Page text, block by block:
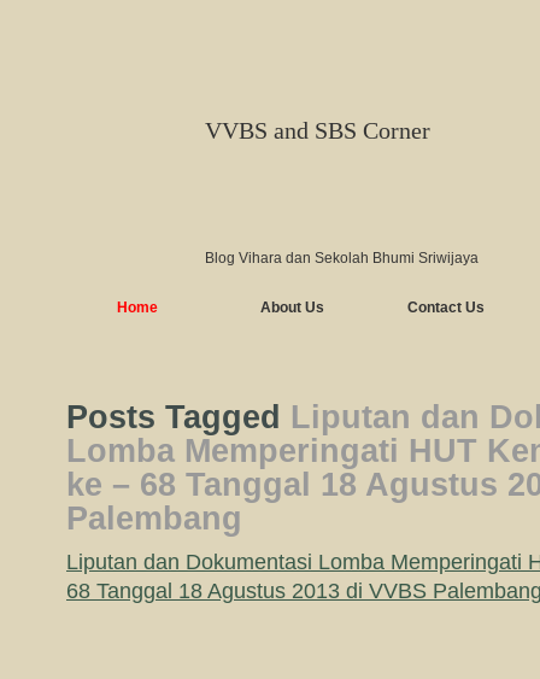
VVBS and SBS Corner
Blog Vihara dan Sekolah Bhumi Sriwijaya
Home About Us Contact Us
Posts Tagged Liputan dan
Lomba Memperingati HUT
ke – 68 Tanggal 18 Agustus
Palembang
Liputan dan Dokumentasi Lomba Memperingati
68 Tanggal 18 Agustus 2013 di VVBS